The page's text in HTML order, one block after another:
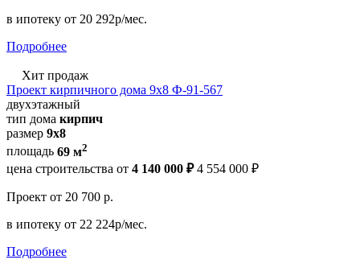
в ипотеку от 20 292р/мес.
Подробнее
Хит продаж
Проект кирпичного дома 9х8 Ф-91-567
двухэтажный
тип дома кирпич
размер 9х8
площадь 69 м2
цена строительства от 4 140 000 ₽ 4 554 000 ₽
Проект от 20 700 р.
в ипотеку от 22 224р/мес.
Подробнее